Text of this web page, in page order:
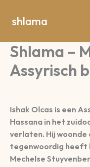
naar
inhoud
shlama
Shlama –
Assyrisch
Ishak Olcas is een
Hassana in het
verlaten. Hij
tegenwoordig heeft
Mechelse